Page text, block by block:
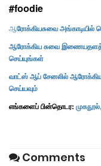
#foodie
ஆரோக்கியசுவை
ஆரோக்கிய சுவை
செய்யுங்கள்
வாட்ஸ் ஆப் சேனலில்
செய்யவும்
எங்களைப் பின்தொடர: முகநூல்,
Comments